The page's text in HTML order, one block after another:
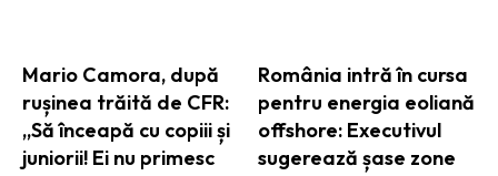
Mario Camora, după
rușinea trăită de CFR:
„Să înceapă cu copiii și
juniorii! Ei nu primesc
România intră în cursa
pentru energia eoliană
offshore: Executivul
sugerează șase zone